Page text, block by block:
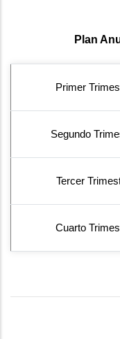
Plan
Primer
Segundo
Tercer
Cuarto